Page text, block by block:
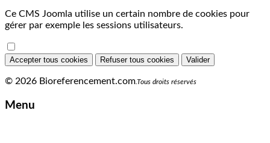
Ce CMS Joomla utilise un certain nombre de cookies pour
gérer par exemple les sessions utilisateurs.
Accepter tous cookies Refuser tous cookies Valider
© 2026 Bioreferencement.com.Tous droits réservés
Menu